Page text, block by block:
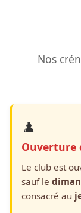
Nos
♟️
Ouverture
Le club est
sauf le
consacré au